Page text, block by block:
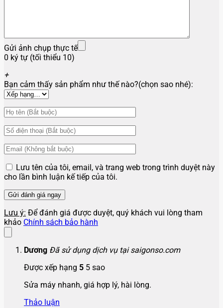
Gửi ảnh chụp thực tế
0 ký tự (tối thiểu 10)
+
Bạn cảm thấy sản phẩm như thế nào?(chọn sao nhé):
Lưu tên của tôi, email, và trang web trong trình duyệt này
cho lần bình luận kế tiếp của tôi.
Lưu ý: Để đánh giá được duyệt, quý khách vui lòng tham
khảo Chính sách bảo hành
Dương Đã sử dụng dịch vụ tại saigonso.com
Được xếp hạng 5 5 sao
Sửa máy nhanh, giá hợp lý, hài lòng.
Thảo luận